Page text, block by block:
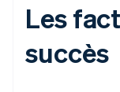
Les
succès